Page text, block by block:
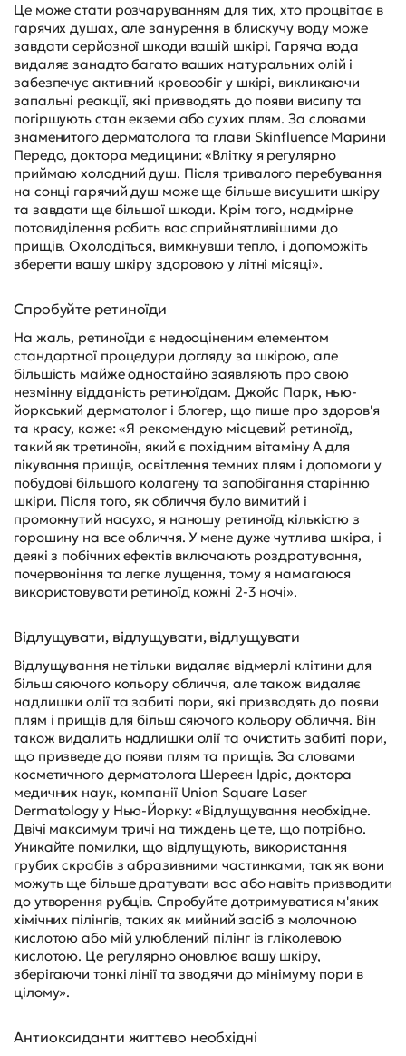
Це може стати розчаруванням для тих, хто процвітає в
гарячих душах, але занурення в блискучу воду може
завдати серйозної шкоди вашій шкірі. Гаряча вода
видаляє занадто багато ваших натуральних олій і
забезпечує активний кровообіг у шкірі, викликаючи
запальні реакції, які призводять до появи висипу та
погіршують стан екземи або сухих плям. За словами
знаменитого дерматолога та глави Skinfluence Марини
Передо, доктора медицини: «Влітку я регулярно
приймаю холодний душ. Після тривалого перебування
на сонці гарячий душ може ще більше висушити шкіру
та завдати ще більшої шкоди. Крім того, надмірне
потовиділення робить вас сприйнятливішими до
прищів. Охолодіться, вимкнувши тепло, і допоможіть
зберегти вашу шкіру здоровою у літні місяці».
Спробуйте ретиноїди
На жаль, ретиноїди є недооціненим елементом
стандартної процедури догляду за шкірою, але
більшість майже одностайно заявляють про свою
незмінну відданість ретиноїдам. Джойс Парк, нью-
йоркський дерматолог і блогер, що пише про здоров'я
та красу, каже: «Я рекомендую місцевий ретиноїд,
такий як третиноїн, який є похідним вітаміну А для
лікування прищів, освітлення темних плям і допомоги у
побудові більшого колагену та запобігання старінню
шкіри. Після того, як обличчя було вимитий і
промокнутий насухо, я наношу ретиноїд кількістю з
горошину на все обличчя. У мене дуже чутлива шкіра, і
деякі з побічних ефектів включають роздратування,
почервоніння та легке лущення, тому я намагаюся
використовувати ретиноїд кожні 2-3 ночі».
Відлущувати, відлущувати, відлущувати
Відлущування не тільки видаляє відмерлі клітини для
більш сяючого кольору обличчя, але також видаляє
надлишки олії та забиті пори, які призводять до появи
плям і прищів для більш сяючого кольору обличчя. Він
також видалить надлишки олії та очистить забиті пори,
що призведе до появи плям та прищів. За словами
косметичного дерматолога Шереєн Ідріс, доктора
медичних наук, компанії Union Square Laser
Dermatology у Нью-Йорку: «Відлущування необхідне.
Двічі максимум тричі на тиждень це те, що потрібно.
Уникайте помилки, що відлущують, використання
грубих скрабів з абразивними частинками, так як вони
можуть ще більше дратувати вас або навіть призводити
до утворення рубців. Спробуйте дотримуватися м'яких
хімічних пілінгів, таких як мийний засіб з молочною
кислотою або мій улюблений пілінг із гліколевою
кислотою. Це регулярно оновлює вашу шкіру,
зберігаючи тонкі лінії та зводячи до мінімуму пори в
цілому».
Антиоксиданти життєво необхідні